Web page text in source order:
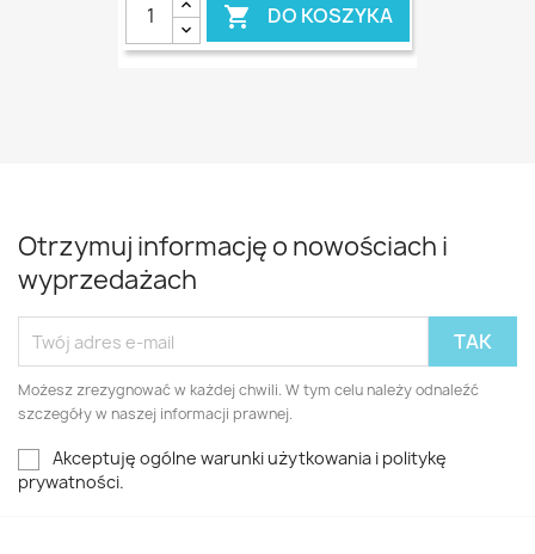
 DO KOSZYKA
Otrzymuj informację o nowościach i
wyprzedażach
Możesz zrezygnować w każdej chwili. W tym celu należy odnaleźć
szczegóły w naszej informacji prawnej.
Akceptuję ogólne warunki użytkowania i politykę
prywatności.